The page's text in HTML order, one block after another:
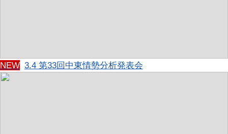
NEW 3.4 第33回中東情勢分析発表会